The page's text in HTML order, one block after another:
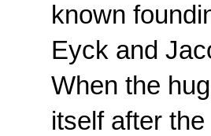
known
Eyck and
When the
itself after